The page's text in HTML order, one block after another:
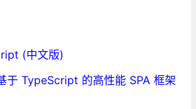
(中文版)
于 TypeScript 的高性能 SPA 框架